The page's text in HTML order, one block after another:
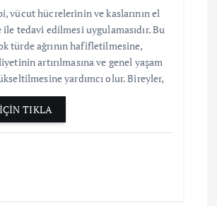
vücut hücrelerinin ve kaslarının el
tedavi edilmesi uygulamasıdır. Bu
türde ağrının hafifletilmesine,
artırılmasına ve genel yaşam
yardımcı olur. Bireyler,
TIKLA